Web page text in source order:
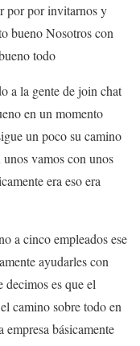
por por invitarnos y
bueno Nosotros con
todo
a la gente de join chat
en un momento
un poco su camino
vamos con unos
era eso era
a cinco empleados ese
ayudarles con
es que el
camino sobre todo en
básicamente